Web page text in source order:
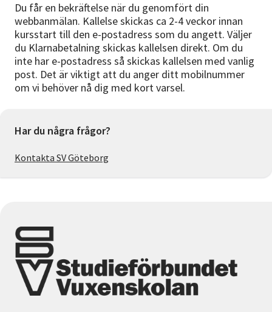
Du får en bekräftelse när du genomfört din
webbanmälan. Kallelse skickas ca 2-4 veckor innan
kursstart till den e-postadress som du angett. Väljer
du Klarnabetalning skickas kallelsen direkt. Om du
inte har e-postadress så skickas kallelsen med vanlig
post. Det är viktigt att du anger ditt mobilnummer
om vi behöver nå dig med kort varsel.
Har du några frågor?
Kontakta SV Göteborg